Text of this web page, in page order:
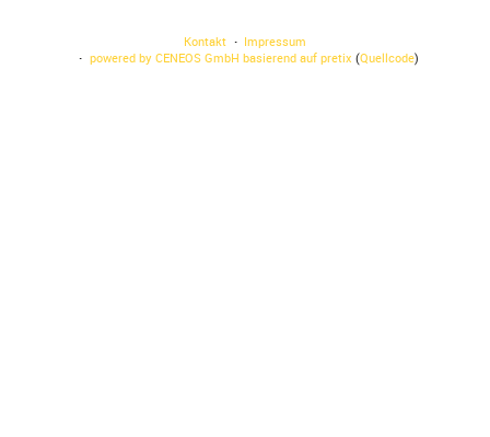
Kontakt
Impressum
powered by CENEOS GmbH basierend auf pretix (Quellcode)